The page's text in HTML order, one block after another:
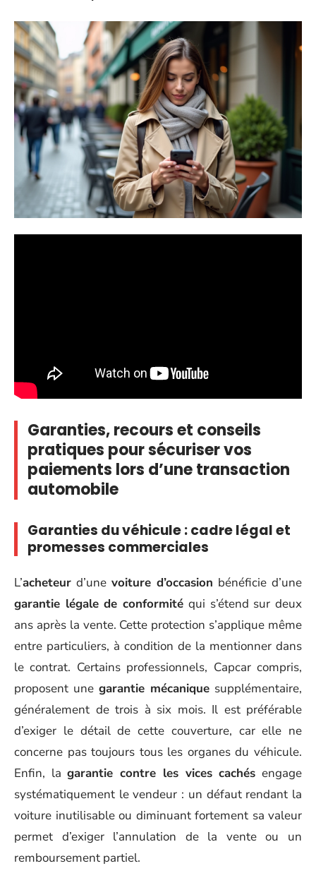
Garanties, recours et conseils
pratiques pour sécuriser vos
paiements lors d’une transaction
automobile
Garanties du véhicule : cadre légal et
promesses commerciales
L’acheteur d’une voiture d’occasion bénéficie d’une
garantie légale de conformité qui s’étend sur deux
ans après la vente. Cette protection s’applique même
entre particuliers, à condition de la mentionner dans
le contrat. Certains professionnels, Capcar compris,
proposent une garantie mécanique supplémentaire,
généralement de trois à six mois. Il est préférable
d’exiger le détail de cette couverture, car elle ne
concerne pas toujours tous les organes du véhicule.
Enfin, lagarantie contre les vices cachés engage
systématiquement le vendeur : un défaut rendant la
voiture inutilisable ou diminuant fortement sa valeur
permet d’exiger l’annulation de la vente ou un
remboursement partiel.